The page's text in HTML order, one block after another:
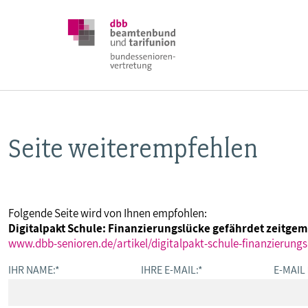
DBB SENIOREN
VERANSTALTUNGEN
Seite weiterempfehlen
Folgende Seite wird von Ihnen empfohlen:
Digitalpakt Schule: Finanzierungslücke gefährdet
www.dbb-senioren.de/artikel/digitalpakt-schule-
IHR NAME:* IHRE E-MAIL:* E-MAIL